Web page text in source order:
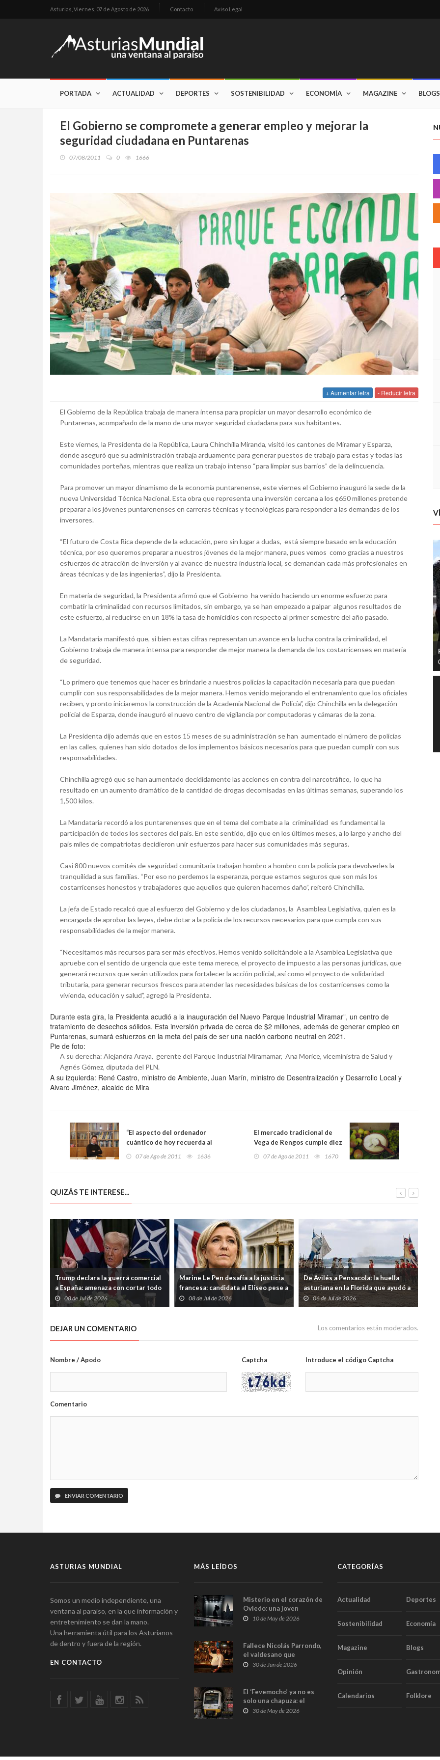
Asturias, Viernes, 07 de Agosto de 2026 Contacto Aviso Legal
PORTADA ACTUALIDAD DEPORTES SOSTENIBILIDAD ECONOMÍA MAGAZINE BLOGS
El Gobierno se compromete a generar empleo y mejorar la
seguridad ciudadana en Puntarenas
07/08/2011 0 1666
+ Aumentar letra - Reducir letra
El Gobierno de la República trabaja de manera intensa para propiciar un mayor desarrollo económico de
Puntarenas, acompañado de la mano de una mayor seguridad ciudadana para sus habitantes.
Este viernes, la Presidenta de la República, Laura Chinchilla Miranda, visitó los cantones de Miramar y Esparza,
donde aseguró que su administración trabaja arduamente para generar puestos de trabajo para estas y todas las
comunidades porteñas, mientras que realiza un trabajo intenso “para limpiar sus barrios” de la delincuencia.
Para promover un mayor dinamismo de la economía puntarenense, este viernes el Gobierno inauguró la sede de la
nueva Universidad Técnica Nacional. Esta obra que representa una inversión cercana a los ¢650 millones pretende
preparar a los jóvenes puntarenenses en carreras técnicas y tecnológicas para responder a las demandas de los
inversores.
“El futuro de Costa Rica depende de la educación, pero sin lugar a dudas, está siempre basado en la educación
técnica, por eso queremos preparar a nuestros jóvenes de la mejor manera, pues vemos como gracias a nuestros
esfuerzos de atracción de inversión y al avance de nuestra industria local, se demandan cada más profesionales en
áreas técnicas y de las ingenierías”, dijo la Presidenta.
En materia de seguridad, la Presidenta afirmó que el Gobierno ha venido haciendo un enorme esfuerzo para
combatir la criminalidad con recursos limitados, sin embargo, ya se han empezado a palpar algunos resultados de
este esfuerzo, al reducirse en un 18% la tasa de homicidios con respecto al primer semestre del año pasado.
La Mandataria manifestó que, si bien estas cifras representan un avance en la lucha contra la criminalidad, el
Gobierno trabaja de manera intensa para responder de mejor manera la demanda de los costarricenses en materia
de seguridad.
“Lo primero que tenemos que hacer es brindarle a nuestros policías la capacitación necesaria para que puedan
cumplir con sus responsabilidades de la mejor manera. Hemos venido mejorando el entrenamiento que los oficiales
reciben, y pronto iniciaremos la construcción de la Academia Nacional de Policía”, dijo Chinchilla en la delegación
policial de Esparza, donde inauguró el nuevo centro de vigilancia por computadoras y cámaras de la zona.
La Presidenta dijo además que en estos 15 meses de su administración se han aumentado el número de policías
en las calles, quienes han sido dotados de los implementos básicos necesarios para que puedan cumplir con sus
responsabilidades.
Chinchilla agregó que se han aumentado decididamente las acciones en contra del narcotráfico, lo que ha
resultado en un aumento dramático de la cantidad de drogas decomisadas en las últimas semanas, superando los
1,500 kilos.
La Mandataria recordó a los puntarenenses que en el tema del combate a la criminalidad es fundamental la
participación de todos los sectores del país. En este sentido, dijo que en los últimos meses, a lo largo y ancho del
país miles de compatriotas decidieron unir esfuerzos para hacer sus comunidades más seguras.
Casi 800 nuevos comités de seguridad comunitaria trabajan hombro a hombro con la policía para devolverles la
tranquilidad a sus familias. “Por eso no perdemos la esperanza, porque estamos seguros que son más los
costarricenses honestos y trabajadores que aquellos que quieren hacernos daño”, reiteró Chinchilla.
La jefa de Estado recalcó que al esfuerzo del Gobierno y de los ciudadanos, la Asamblea Legislativa, quien es la
encargada de aprobar las leyes, debe dotar a la policía de los recursos necesarios para que cumpla con sus
responsabilidades de la mejor manera.
“Necesitamos más recursos para ser más efectivos. Hemos venido solicitándole a la Asamblea Legislativa que
apruebe con el sentido de urgencia que este tema merece, el proyecto de impuesto a las personas jurídicas, que
generará recursos que serán utilizados para fortalecer la acción policial, así como el proyecto de solidaridad
tributaria, para generar recursos frescos para atender las necesidades básicas de los costarricenses como la
vivienda, educación y salud”, agregó la Presidenta.
Durante esta gira, la Presidenta acudió a la inauguración del Nuevo Parque Industrial Miramar”, un centro de
tratamiento de desechos sólidos. Esta inversión privada de cerca de $2 millones, además de generar empleo en
Puntarenas, sumará esfuerzos en la meta del país de ser una nación carbono neutral en 2021.
Pie de foto:
A su derecha: Alejandra Araya, gerente del Parque Industrial Miramamar, Ana Morice, viceministra de Salud y
Agnés Gómez, diputada del PLN.
A su izquierda: René Castro, ministro de Ambiente, Juan Marín, ministro de Desentralización y Desarrollo Local y
Alvaro Jiménez, alcalde de Mira
“El aspecto del ordenador
cuántico de hoy recuerda al
de las primeras
computadoras”
07 de Ago de 2011 1636
El mercado tradicional de
Vega de Rengos cumple diez
años
07 de Ago de 2011 1670
QUIZÁS TE INTERESE...
Trump declara la guerra comercial
a España: amenaza con cortar todo
vínculo y convierte a Madrid en el
gran señalado de la OTAN
08 de Jul de 2026
Marine Le Pen desafía a la justicia
francesa: candidata al Elíseo pese a
su condena por malversación
08 de Jul de 2026
De Avilés a Pensacola: la huella
asturiana en la Florida que ayudó a
nacer a Estados Unidos
06 de Jul de 2026
DEJAR UN COMENTARIO Los comentarios están moderados.
Nombre / Apodo Captcha Introduce el código Captcha
Comentario
ENVIAR COMENTARIO
ASTURIAS MUNDIAL
Somos un medio independiente, una
ventana al paraíso, en la que información y
entretenimiento se dan la mano.
Una herramienta útil para los Asturianos
de dentro y fuera de la región.
EN CONTACTO
MÁS LEÍDOS
Misterio en el corazón de
Oviedo: una joven
aparece muerta dentro
captan sus últimos
minutos
10 de May de 2026
Fallece Nicolás Parrondo,
el valdesano que
convirtió Casa Parrondo
30 de Jun de 2026
El ‘Fevemocho’ ya no es
solo una chapuza: el
Tribunal de Cuentas cifra
30 de May de 2026
CATEGORÍAS
Actualidad Deportes
Sostenibilidad Economía
Magazine Blogs
Opinión
Calendarios Folklore